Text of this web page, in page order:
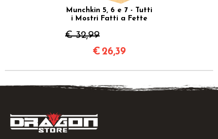
Munchkin 5, 6 e 7 - Tutti
i Mostri Fatti a Fette
€ 32,99
€ 26,39